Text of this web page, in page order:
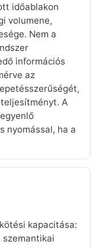
időablakon
volumene,
Nem a
információs
az
A
nyomással, ha a
kapacitása:
szemantikai